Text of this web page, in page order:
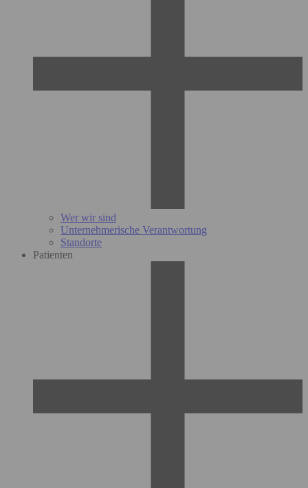
Wer wir sind
Unternehmerische Verantwortung
Standorte
Patienten